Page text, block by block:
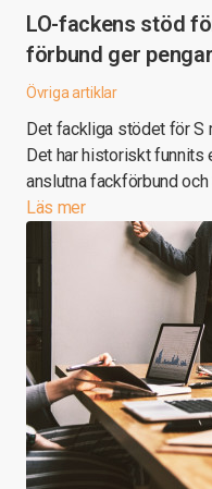
LO-fackens stöd
förbund ger
Övriga artiklar
Det fackliga stödet för S
Det har historiskt funnits
anslutna fackförbund
Läs mer